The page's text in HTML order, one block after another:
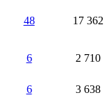
48 17 362
6 2 710
6 3 638